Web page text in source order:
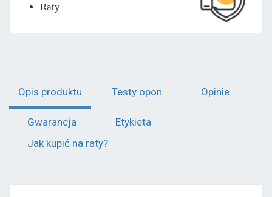
Raty
Opis produktu Testy opon Opinie
Gwarancja
Etykieta
Jak kupić na raty?